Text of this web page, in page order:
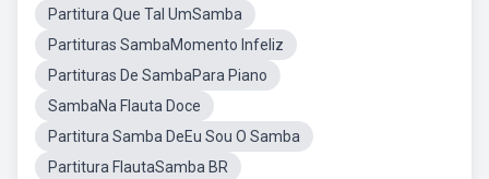
Partitura Que Tal UmSamba
Partituras SambaMomento Infeliz
Partituras De SambaPara Piano
SambaNa Flauta Doce
Partitura Samba DeEu Sou O Samba
Partitura FlautaSamba BR